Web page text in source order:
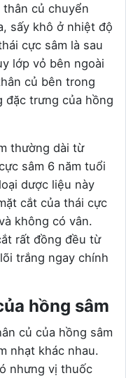
củ chuyển
sấy khô ở nhiệt độ
cực sâm là sau
lớp vỏ bên ngoài
củ bên trong
đặc trưng của hồng
thường dài từ
sâm 6 năm tuổi
dược liệu này
cắt của thái cực
không có vân.
rất đồng đều từ
trắng ngay chính
hồng sâm
củ của hồng sâm
nhạt khác nhau.
nhưng vị thuốc